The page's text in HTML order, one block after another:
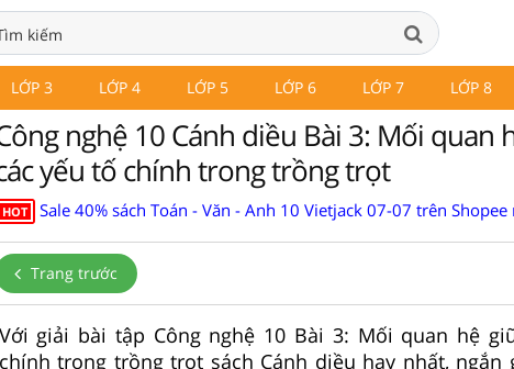
LỚP 3 LỚP 4 LỚP 5 LỚP 6 LỚP 7 LỚP 8
nghệ 10 Cánh diều Bài 3: Mối quan
yếu tố chính trong trồng trọt
HOT Sale 40% sách Toán - Văn - Anh 10 Vietjack 07-07 trên Shopee
Trang trước
Với giải bài tập Công nghệ 10 Bài 3: Mối quan hệ
chính trong trồng trọt sách Cánh diều hay nhất,